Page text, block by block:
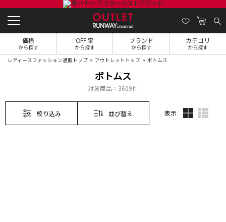
価格
から探す
OFF 率
から探す
ブランド
から探す
カテゴリ
から探す
レディースファッション通販トップ アウトレットトップ ボトムス
ボトムス
対象商品： 3609件
絞り込み 並び替え 表示